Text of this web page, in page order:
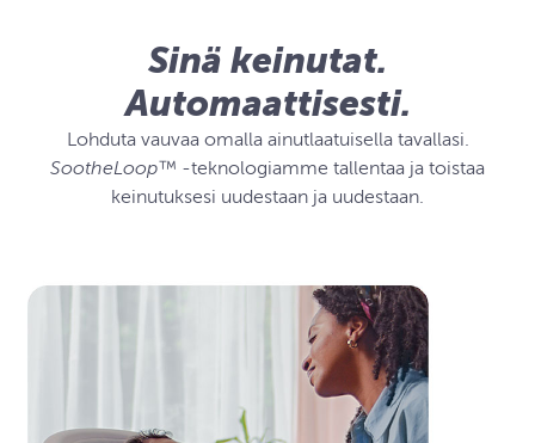
Sinä keinutat.
Automaattisesti.
Lohduta vauvaa omalla ainutlaatuisella tavallasi.
SootheLoop™ -teknologiamme tallentaa ja toistaa
keinutuksesi uudestaan ja uudestaan.